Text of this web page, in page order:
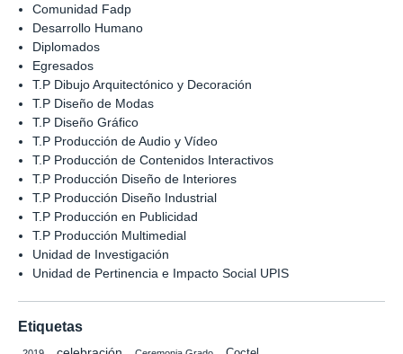
Comunidad Fadp
Desarrollo Humano
Diplomados
Egresados
T.P Dibujo Arquitectónico y Decoración
T.P Diseño de Modas
T.P Diseño Gráfico
T.P Producción de Audio y Vídeo
T.P Producción de Contenidos Interactivos
T.P Producción Diseño de Interiores
T.P Producción Diseño Industrial
T.P Producción en Publicidad
T.P Producción Multimedial
Unidad de Investigación
Unidad de Pertinencia e Impacto Social UPIS
Etiquetas